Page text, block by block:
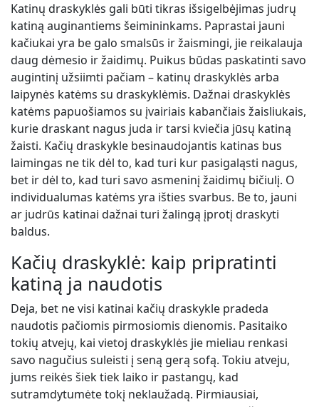
Katinų draskyklės gali būti tikras išsigelbėjimas judrų
katiną auginantiems šeimininkams. Paprastai jauni
kačiukai yra be galo smalsūs ir žaismingi, jie reikalauja
daug dėmesio ir žaidimų. Puikus būdas paskatinti savo
augintinį užsiimti pačiam – katinų draskyklės arba
laipynės katėms su draskyklėmis. Dažnai draskyklės
katėms papuošiamos su įvairiais kabančiais žaisliukais,
kurie draskant nagus juda ir tarsi kviečia jūsų katiną
žaisti. Kačių draskykle besinaudojantis katinas bus
laimingas ne tik dėl to, kad turi kur pasigaląsti nagus,
bet ir dėl to, kad turi savo asmeninį žaidimų bičiulį. O
individualumas katėms yra išties svarbus. Be to, jauni
ar judrūs katinai dažnai turi žalingą įprotį draskyti
baldus.
Kačių draskyklė: kaip pripratinti
katiną ja naudotis
Deja, bet ne visi katinai kačių draskykle pradeda
naudotis pačiomis pirmosiomis dienomis. Pasitaiko
tokių atvejų, kai vietoj draskyklės jie mieliau renkasi
savo nagučius suleisti į seną gerą sofą. Tokiu atveju,
jums reikės šiek tiek laiko ir pastangų, kad
sutramdytumėte tokį neklaužadą. Pirmiausiai,